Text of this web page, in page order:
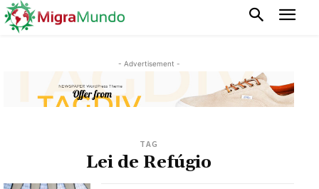
- Advertisement -
TAG
Lei de Refúgio